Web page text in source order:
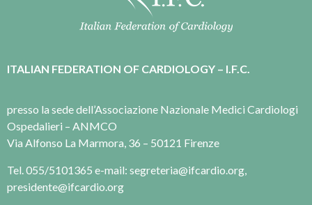
ITALIAN FEDERATION OF CARDIOLOGY – I.F.C.
presso la sede dell’Associazione Nazionale Medici Cardiologi
Ospedalieri – ANMCO
Via Alfonso La Marmora, 36 – 50121 Firenze
Tel. 055/5101365 e-mail: segreteria@ifcardio.org,
presidente@ifcardio.org